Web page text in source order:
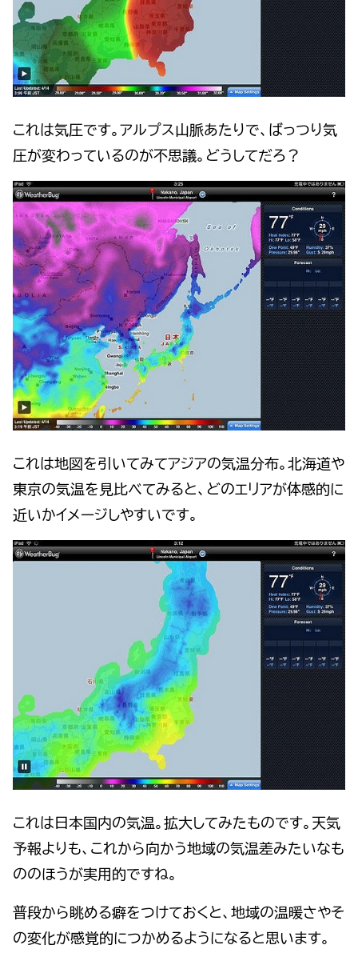
これは気圧です。アルプス山脈あたりで、ばっつり気
圧が変わっているのが不思議。どうしてだろ？
これは地図を引いてみてアジアの気温分布。北海道や
東京の気温を見比べてみると、どのエリアが体感的に
近いかイメージしやすいです。
これは日本国内の気温。拡大してみたものです。天気
予報よりも、これから向かう地域の気温差みたいなも
ののほうが実用的ですね。
普段から眺める癖をつけておくと、地域の温暖さやそ
の変化が感覚的につかめるようになると思います。